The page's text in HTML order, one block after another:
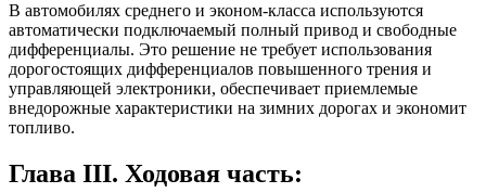
В автомобилях среднего и эконом-класса используются
автоматически подключаемый полный привод и свободные
дифференциалы. Это решение не требует использования
дорогостоящих дифференциалов повышенного трения и
управляющей электроники, обеспечивает приемлемые
внедорожные характеристики на зимних дорогах и экономит
топливо.
Глава III. Ходовая часть: